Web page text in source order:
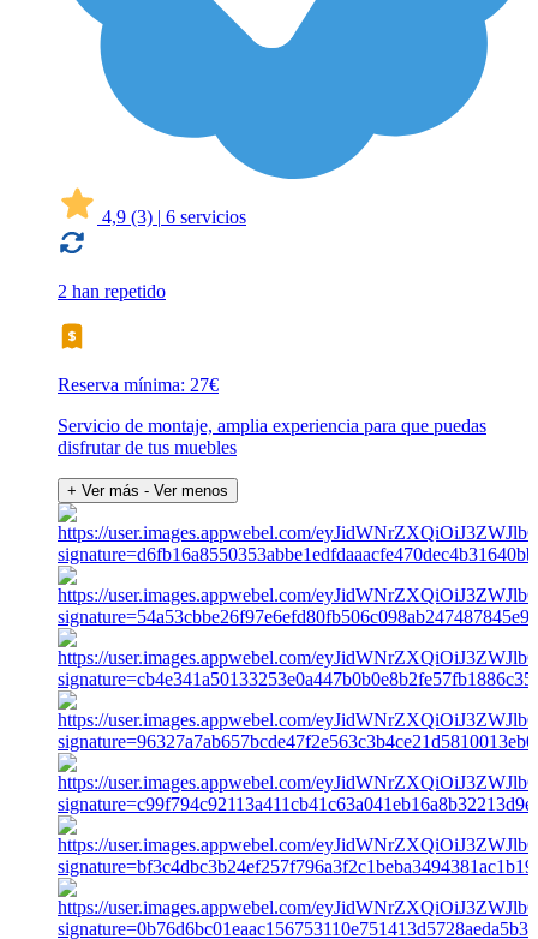
4,9 (3) | 6 servicios
2 han repetido
Reserva mínima: 27€
Servicio de montaje, amplia experiencia para que puedas
disfrutar de tus muebles
+ Ver más - Ver menos